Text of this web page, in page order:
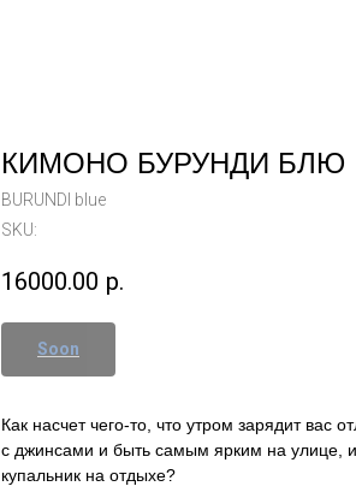
КИМОНО БУРУНДИ БЛЮ
BURUNDI blue
SKU:
16000.00 р.
Как насчет чего-то, что утром зарядит вас
с джинсами и быть самым ярким на улице,
купальник на отдыхе?